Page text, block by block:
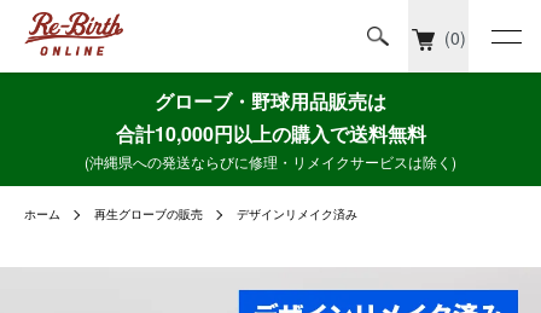
(0)
グローブ・野球用品販売は
合計10,000円以上の購入で送料無料
(沖縄県への発送ならびに修理・リメイクサービスは除く)
ホーム 再生グローブの販売 デザインリメイク済み